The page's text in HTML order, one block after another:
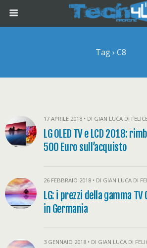
Tag › C8
17 APRILE 2018 • DI GIAN LUCA DI
LG OLED TV e LCD 2018:
500 Euro sull’acquisto
26 FEBBRAIO 2018 • DI GIAN LUCA DI
LG: i prezzi della gamma TV
in Germania
3 GENNAIO 2018 • DI GIAN LUCA DI